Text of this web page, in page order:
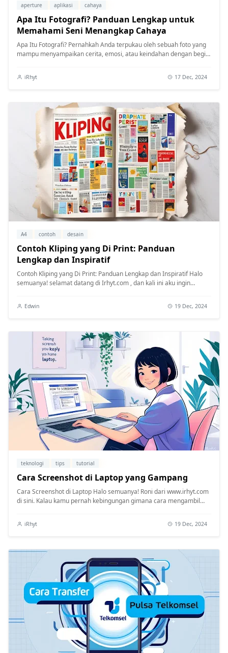
aperture aplikasi cahaya
Apa Itu Fotografi? Panduan Lengkap untuk
Memahami Seni Menangkap Cahaya
Apa Itu Fotografi? Pernahkah Anda terpukau oleh sebuah foto yang
mampu menyampaikan cerita, emosi, atau keindahan dengan begitu
iRhyt 17 Dec, 2024
A4 contoh desain
Contoh Kliping yang Di Print: Panduan
Lengkap dan Inspiratif
Contoh Kliping yang Di Print: Panduan Lengkap dan Inspiratif Halo
semuanya! selamat datang di Irhyt.com , dan kali ini aku ingin
Edwin 19 Dec, 2024
teknologi tips tutorial
Cara Screenshot di Laptop yang Gampang
Cara Screenshot di Laptop Halo semuanya! Roni dari www.irhyt.com
di sini. Kalau kamu pernah kebingungan gimana cara mengambil
iRhyt 19 Dec, 2024